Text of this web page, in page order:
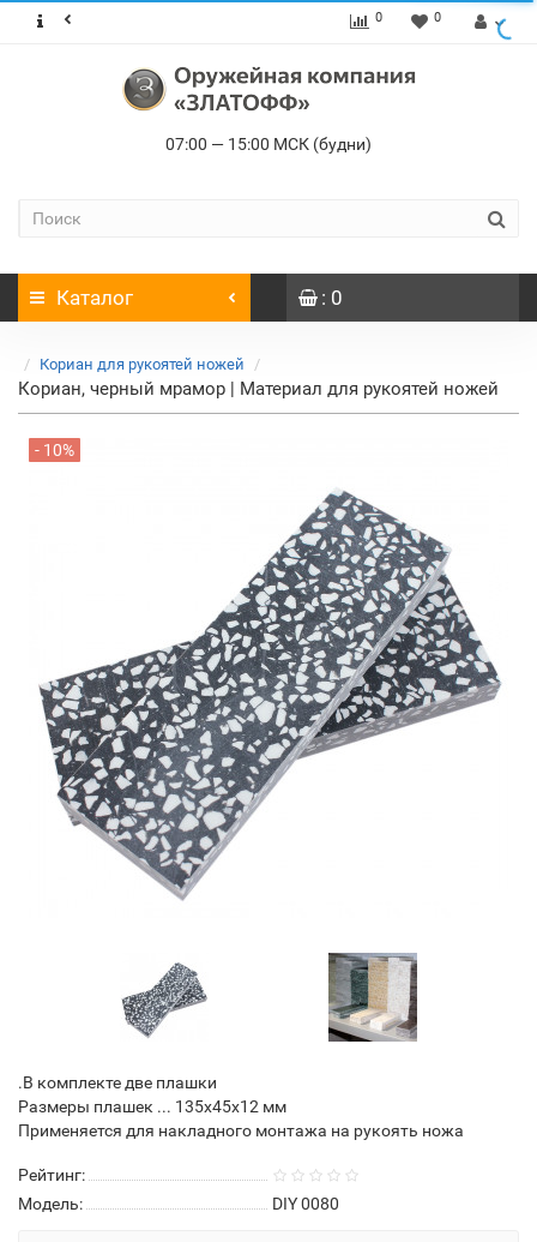
0 0
07:00 — 15:00 МСК (будни)
Каталог : 0
Кориан для рукоятей ножей
Кориан, черный мрамор | Материал для рукоятей ножей
- 10%
.В комплекте две плашки
Размеры плашек ... 135х45х12 мм
Применяется для накладного монтажа на рукоять ножа
Рейтинг:
Модель:
DIY 0080